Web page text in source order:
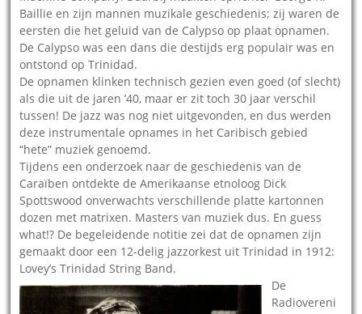
Baillie en zijn mannen muzikale geschiedenis; zij waren de
eersten die het geluid van de Calypso op plaat opnamen.
De Calypso was een dans die destijds erg populair was en
ontstond op Trinidad.
De opnamen klinken technisch gezien even goed (of slecht)
als die uit de jaren ’40, maar er zit toch 30 jaar verschil
tussen! De jazz was nog niet uitgevonden, en dus werden
deze instrumentale opnames in het Caribisch gebied
“hete” muziek genoemd.
Tijdens een onderzoek naar de geschiedenis van de
Caraïben ontdekte de Amerikaanse etnoloog Dick
Spottswood onverwachts verschillende platte kartonnen
dozen met matrixen. Masters van muziek dus. En guess
what!? De begeleidende notitie zei dat de opnamen zijn
gemaakt door een 12-delig jazzorkest uit Trinidad in 1912:
Lovey’s Trinidad String Band.
De
Radiovereni